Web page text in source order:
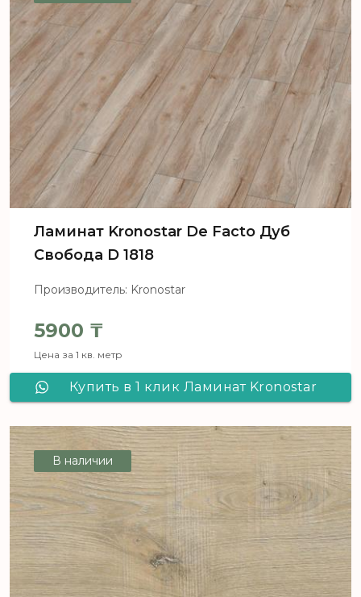
Ламинат Kronostar De Facto Дуб
Свобода D 1818
Производитель: Kronostar
5900 ₸
Цена за 1 кв. метр
Купить в 1 клик Ламинат Kronostar
В наличии